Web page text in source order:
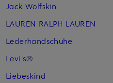
Jack Wolfskin
LAUREN RALPH LAUREN
Lederhandschuhe
Levi's®
Liebeskind